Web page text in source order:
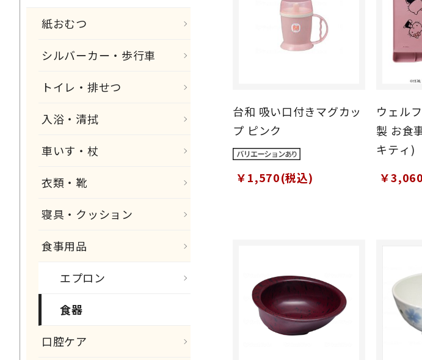
紙おむつ
シルバーカー・歩行車
トイレ・排せつ
入浴・清拭
車いす・杖
衣類・靴
寝具・クッション
食事用品
エプロン
食器
口腔ケア
台和 吸い口付きマグカッ
プ ピンク
￥1,570(税込)
ウェル
製 お食
キティ)
￥